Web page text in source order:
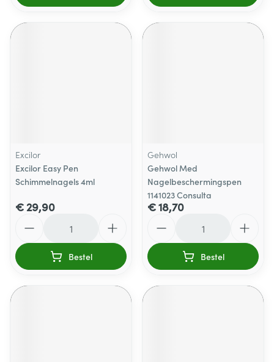
Excilor
Excilor Easy Pen
Schimmelnagels 4ml
€ 29,90
Bestel
Gehwol
Gehwol Med
Nagelbeschermingspen
1141023 Consulta
€ 18,70
Bestel